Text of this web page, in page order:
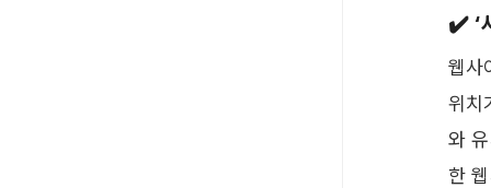
✔️ ‘
웹사
위치
와
한